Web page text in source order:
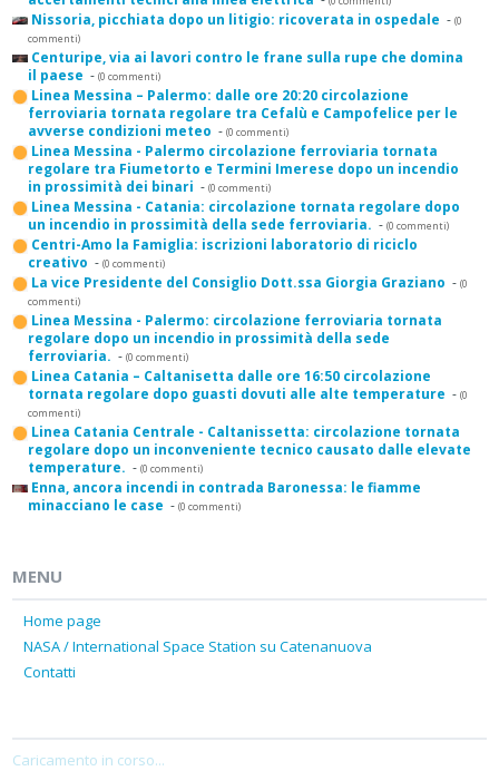
Nissoria, picchiata dopo un litigio: ricoverata in ospedale - (0
commenti)
Centuripe, via ai lavori contro le frane sulla rupe che domina
il paese - (0 commenti)
Linea Messina – Palermo: dalle ore 20:20 circolazione
ferroviaria tornata regolare tra Cefalù e Campofelice per le
avverse condizioni meteo - (0 commenti)
Linea Messina - Palermo circolazione ferroviaria tornata
regolare tra Fiumetorto e Termini Imerese dopo un incendio
in prossimità dei binari - (0 commenti)
Linea Messina - Catania: circolazione tornata regolare dopo
un incendio in prossimità della sede ferroviaria. - (0 commenti)
Centri-Amo la Famiglia: iscrizioni laboratorio di riciclo
creativo - (0 commenti)
La vice Presidente del Consiglio Dott.ssa Giorgia Graziano - (0
commenti)
Linea Messina - Palermo: circolazione ferroviaria tornata
regolare dopo un incendio in prossimità della sede
ferroviaria. - (0 commenti)
Linea Catania – Caltanisetta dalle ore 16:50 circolazione
tornata regolare dopo guasti dovuti alle alte temperature - (0
commenti)
Linea Catania Centrale - Caltanissetta: circolazione tornata
regolare dopo un inconveniente tecnico causato dalle elevate
temperature. - (0 commenti)
Enna, ancora incendi in contrada Baronessa: le fiamme
minacciano le case - (0 commenti)
MENU
Home page
NASA / International Space Station su Catenanuova
Contatti
Caricamento in corso...